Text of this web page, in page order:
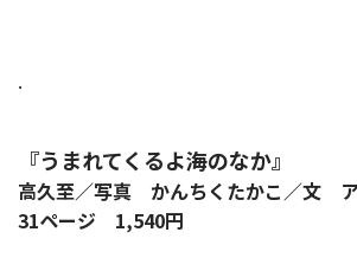
.
『うまれてくるよ海のなか』
高久至／写真 かんちくたかこ／文
31ページ 1,540円